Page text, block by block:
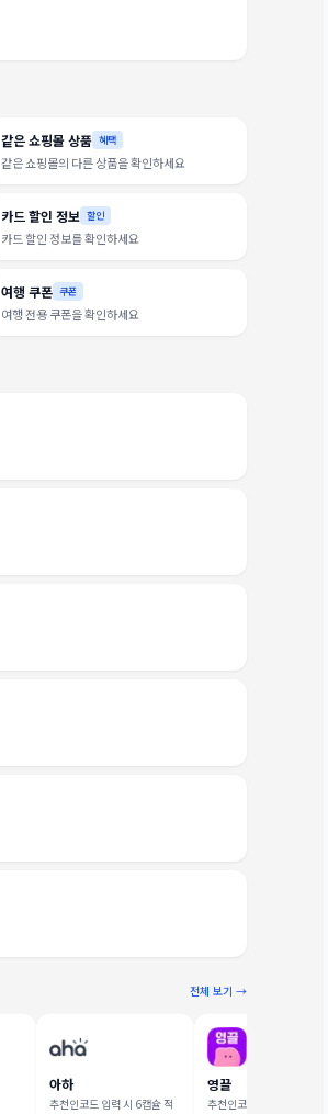
같은 쇼핑몰 상품 혜택
같은 쇼핑몰의 다른 상품을 확인하세요
카드 할인 정보 할인
카드 할인 정보를 확인하세요
여행 쿠폰 쿠폰
여행 전용 쿠폰을 확인하세요
전체 보기 →
아하
추천인코드 입력 시 6캡슐 적
영끌
추천인코드 입력 시 1,000 포